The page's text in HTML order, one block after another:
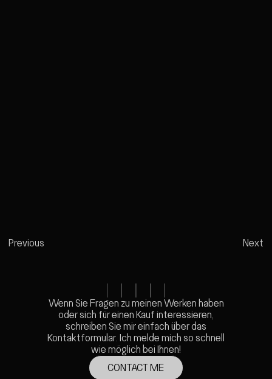
Previous Next
Wenn Sie Fragen zu meinen Werken haben
oder sich für einen Kauf interessieren,
schreiben Sie mir einfach über das
Kontaktformular. Ich melde mich so schnell
wie möglich bei Ihnen!
CONTACT ME